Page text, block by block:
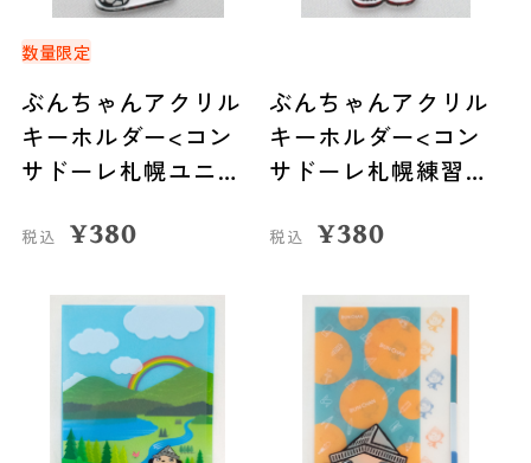
数量限定
ぶんちゃんアクリル
キーホルダー<コン
サドーレ札幌ユニフ
税込 ¥380
ぶんちゃんアクリル
キーホルダー<コン
サドーレ札幌練習着
税込 ¥380